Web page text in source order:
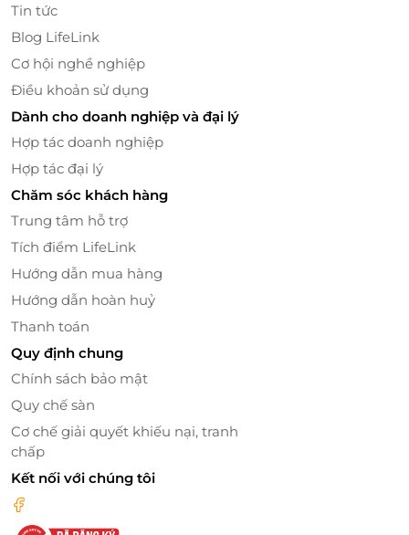
Khách sạn Paris Nha Trang - Điểm nhấn
nơi phố Vịnh
Tin tức
Blog LifeLink
Cơ hội nghề nghiệp
Điều khoản sử dụng
Dành cho doanh nghiệp và đại lý
Hợp tác doanh nghiệp
Hợp tác đại lý
Chăm sóc khách hàng
Trung tâm hỗ trợ
Tích điểm LifeLink
Hướng dẫn mua hàng
Hướng dẫn hoàn huỷ
Thanh toán
Quy định chung
Chính sách bảo mật
Quy chế sàn
Cơ chế giải quyết khiếu nại, tranh
chấp
Kết nối với chúng tôi